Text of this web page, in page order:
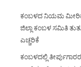
ಕಂಬಳದ ನಿಯಮ
ಜಿಲ್ಲಾ ಕಂಬಳ ಸಮಿತಿ
ಎಚ್ಚರಿಕೆ
ಕಂಬಳದಲ್ಲಿ